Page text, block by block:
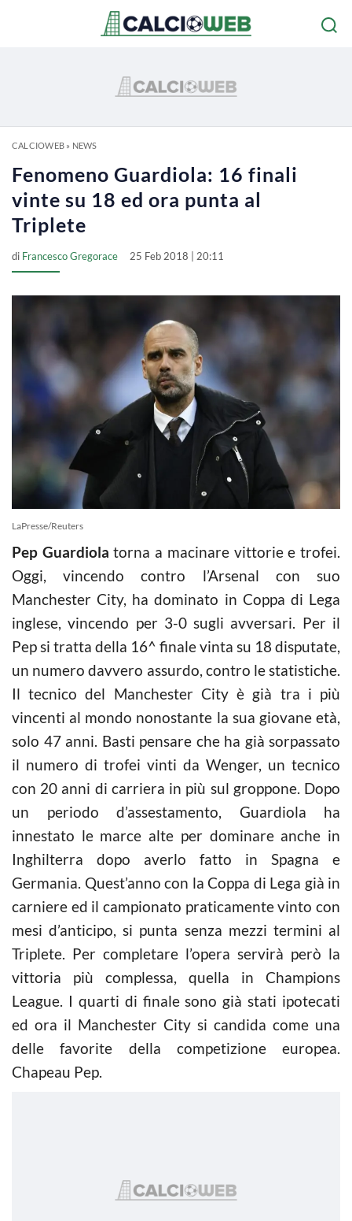
CALCIOWEB» NEWS
Fenomeno Guardiola: 16 finali
vinte su 18 ed ora punta al
Triplete
di Francesco Gregorace 25 Feb 2018 | 20:11
LaPresse/Reuters
Pep Guardiola torna a macinare vittorie e trofei.
Oggi, vincendo contro l’Arsenal con suo
Manchester City, ha dominato in Coppa di Lega
inglese, vincendo per 3-0 sugli avversari. Per il
Pep si tratta della 16^ finale vinta su 18 disputate,
un numero davvero assurdo, contro le statistiche.
Il tecnico del Manchester City è già tra i più
vincenti al mondo nonostante la sua giovane età,
solo 47 anni. Basti pensare che ha già sorpassato
il numero di trofei vinti da Wenger, un tecnico
con 20 anni di carriera in più sul groppone. Dopo
un periodo d’assestamento, Guardiola ha
innestato le marce alte per dominare anche in
Inghilterra dopo averlo fatto in Spagna e
Germania. Quest’anno con la Coppa di Lega già in
carniere ed il campionato praticamente vinto con
mesi d’anticipo, si punta senza mezzi termini al
Triplete. Per completare l’opera servirà però la
vittoria più complessa, quella in Champions
League. I quarti di finale sono già stati ipotecati
ed ora il Manchester City si candida come una
delle favorite della competizione europea.
Chapeau Pep.